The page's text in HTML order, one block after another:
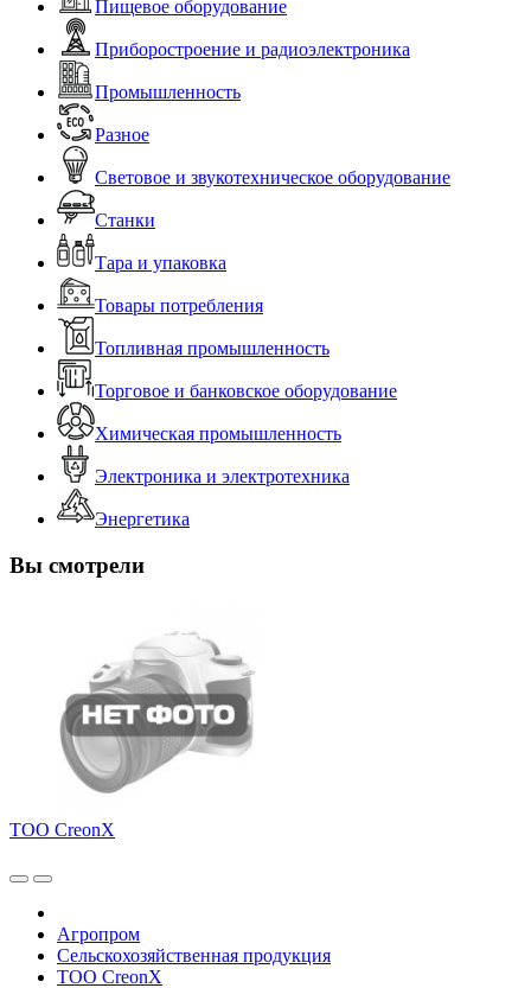
Пищевое оборудование
Приборостроение и радиоэлектроника
Промышленность
Разное
Световое и звукотехническое оборудование
Станки
Тара и упаковка
Товары потребления
Топливная промышленность
Торговое и банковское оборудование
Химическая промышленность
Электроника и электротехника
Энергетика
Вы смотрели
ТОО CreonX
Агропром
Сельскохозяйственная продукция
ТОО CreonX